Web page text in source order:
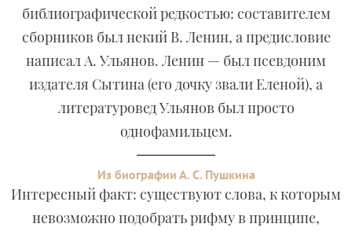
библиографической редкостью: составителем
сборников был некий В. Ленин, а предисловие
написал А. Ульянов. Ленин — был псевдоним
издателя Сытина (его дочку звали Еленой), а
литературовед Ульянов был просто
однофамильцем.
Из биографии А. С. Пушкина
Интересный факт: существуют слова, к которым
невозможно подобрать рифму в принципе,